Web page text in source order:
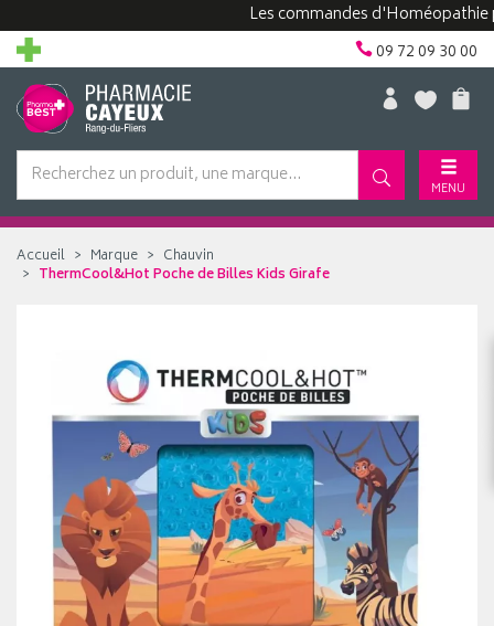
Les commandes d'Homéopathie
09 72 09 30 00
MENU
Accueil Marque
Chauvin
ThermCool&Hot Poche de Billes Kids Girafe